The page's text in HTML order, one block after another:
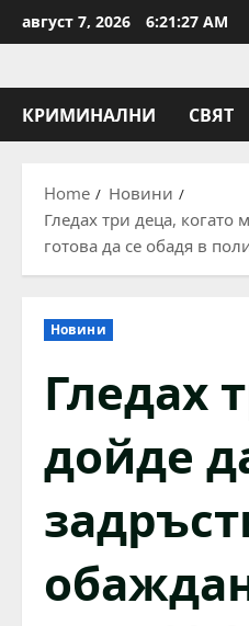
to
август 7, 2026 6:21:28 AM
КРИМИНАЛНИ СВЯТ
Home
Новини
Гледах три деца,
готова да се обадя в
Новини
Гледах
дойде